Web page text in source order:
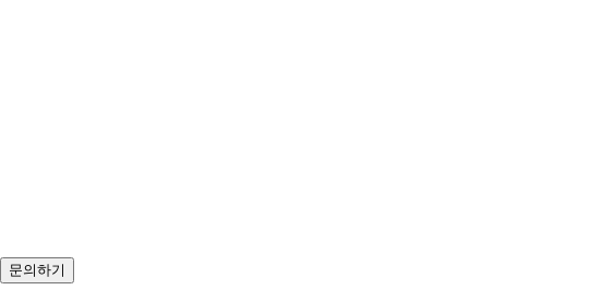
문의하기